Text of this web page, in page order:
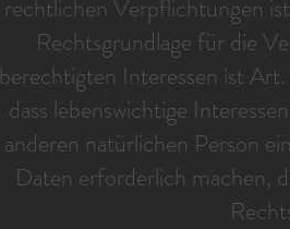
rechtlichen Verpflichtungen
Rechtsgrundlage für die
berechtigten Interessen ist
dass lebenswichtige
anderen natürlichen Person
Daten erforderlich machen,